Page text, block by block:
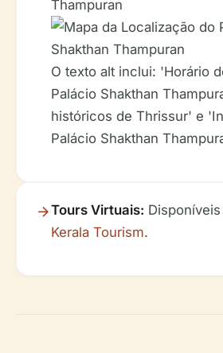
O texto alt inclui: 'Horário
Palácio Shakthan
históricos de Thrissur' e
Palácio Shakthan
Tours Virtuais:
Kerala Tourism.